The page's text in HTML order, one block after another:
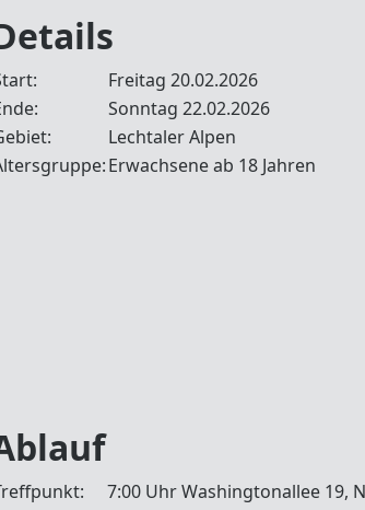
Freitag 20.02.2026
Sonntag 22.02.2026
Lechtaler Alpen
Erwachsene ab 18 Jahren
7:00 Uhr Washingtonallee 19,